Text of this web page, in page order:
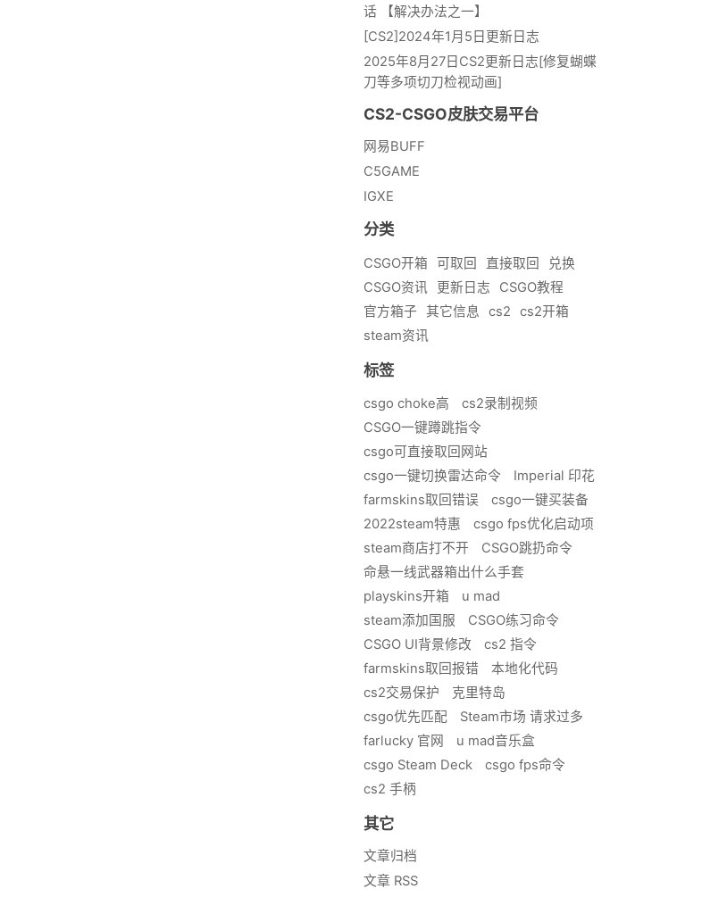
话 【解决办法之一】
[CS2]2024年1月5日更新日志
2025年8月27日CS2更新日志[修复蝴蝶
刀等多项切刀检视动画]
CS2-CSGO皮肤交易平台
网易BUFF
C5GAME
IGXE
分类
CSGO开箱 可取回 直接取回
兑换
CSGO资讯
更新日志
CSGO教程
官方箱子
其它信息 cs2
cs2开箱
steam资讯
标签
csgo choke高
cs2录制视频
CSGO一键蹲跳指令
csgo可直接取回网站
csgo一键切换雷达命令
Imperial 印花
farmskins取回错误
csgo一键买装备
2022steam特惠
csgo fps优化启动项
steam商店打不开
CSGO跳扔命令
命悬一线武器箱出什么手套
playskins开箱
u mad
steam添加国服
CSGO练习命令
CSGO UI背景修改
cs2 指令
farmskins取回报错
本地化代码
cs2交易保护
克里特岛
csgo优先匹配
Steam市场 请求过多
farlucky 官网
u mad音乐盒
csgo Steam Deck
csgo fps命令
cs2 手柄
其它
文章归档
文章 RSS